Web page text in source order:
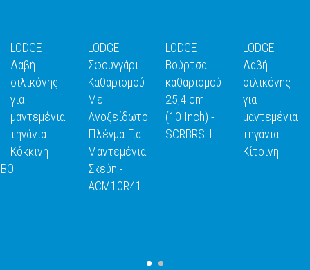
ΑΝΑΚΑΛΥΨΕ
ΤΟ
LODGE
Λαβή
σιλικόνης
για
μαντεμένια
τηγάνια
Κόκκινη
ΑΝΑΚΑΛΥΨΕ
ΤΟ
LODGE
Σφουγγάρι
Καθαρισμού
Με
Ανοξείδωτο
Πλέγμα Για
Μαντεμένια
Σκεύη -
ACM10R41
ΑΝΑΚΑΛΥΨΕ
ΤΟ
LODGE
Βούρτσα
καθαρισμού
25,4 cm
(10 Inch) -
SCRBRSH
ΤΟ
LODGE
Λαβή
σιλικόνης
για
μαντεμένια
τηγάνια
Κίτρινη